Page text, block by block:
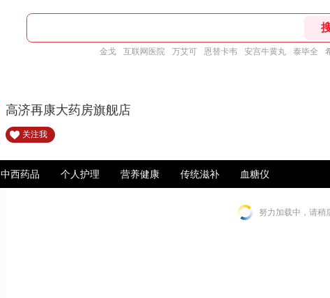
金戈 互联网医院 万艾可 恩替卡韦 安宫牛黄丸 泰毕全
高济再康大药房旗舰店
关注我
中西药品 个人护理 营养健康 传统滋补 血糖仪
努力加载中，请稍